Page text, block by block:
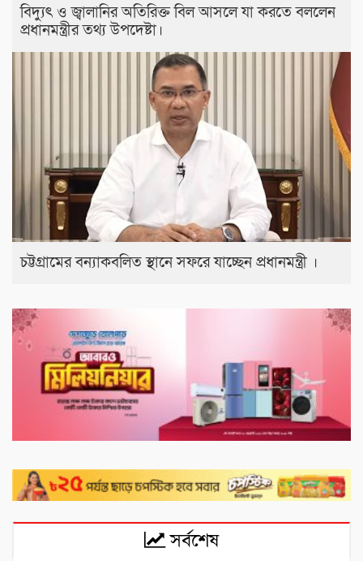
বিদ্যুৎ ও জ্বালানির অতিরিক্ত বিল আসলে যা করতে বললেন
প্রধানমন্ত্রীর তথ্য উপদেষ্টা।
চট্টগ্রামের বন্যাকবলিত স্থানে সফরে যাচ্ছেন প্রধানমন্ত্রী ।
সর্বশেষ